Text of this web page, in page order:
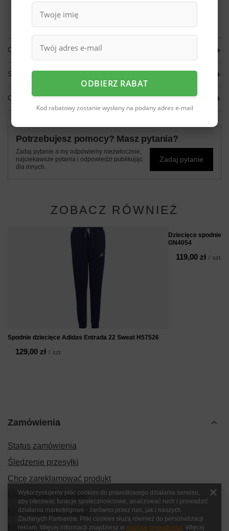
Więcej informacji.
OPIS
SZCZEGÓŁOWE DANE
OPINIE (0)
Potrzebujesz pomocy? Masz pytania?
Zadaj pytanie a my odpowiemy niezwłocznie,
najciekawsze pytania i odpowiedzi publikując
dla innych.
Zadaj pytanie
ZOBACZ RÓWNIEŻ
Spodnie dziecięce Adidas Entrada 22 Sweat H57526
129,00 zł / szt.
Dziecięce spodnie
GN4054
119,00 zł / szt.
Zamówienia
Status zamówienia
Śledzenie przesyłki
Chcę zareklamować produkt
Chcę zwrócić produkt
Chcę wymienić produkt
Kontakt
ODBIERZ RABAT
Kod rabatowy zostanie wysłany na podany adres e-mail
Wykorzystujemy pliki cookies do prawidłowego działania serwisu,
aby oferować funkcje społecznościowe, analizować ruch i prowadzić
działania marketingowe - zarówno przez nas, jak i naszych
Zaufanych Partnerów. Pliki cookies służą również do personalizacji
reklam. Więcej informacji znajdziesz w polityce prywatności. Więcej